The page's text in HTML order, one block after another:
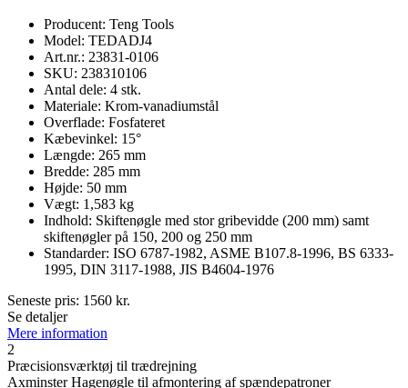
Producent: Teng Tools
Model: TEDADJ4
Art.nr.: 23831-0106
SKU: 238310106
Antal dele: 4 stk.
Materiale: Krom-vanadiumstål
Overflade: Fosfateret
Kæbevinkel: 15°
Længde: 265 mm
Bredde: 285 mm
Højde: 50 mm
Vægt: 1,583 kg
Indhold: Skiftenøgle med stor gribevidde (200 mm) samt
skiftenøgler på 150, 200 og 250 mm
Standarder: ISO 6787-1982, ASME B107.8-1996, BS 6333-
1995, DIN 3117-1988, JIS B4604-1976
Seneste pris: 1560 kr.
Se detaljer
Mere information
2
Præcisionsværktøj til trædrejning
Axminster Hagenøgle til afmontering af spændepatroner